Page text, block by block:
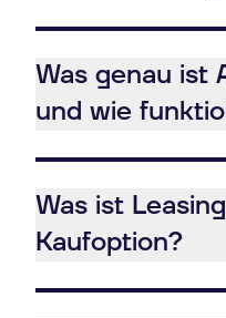
Was genau ist
und wie
Was ist
Kaufoption?